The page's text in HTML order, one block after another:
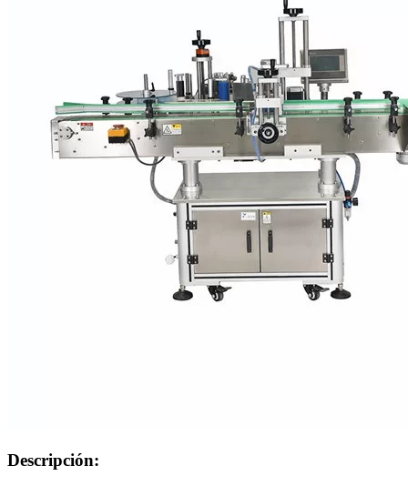
Descripción: